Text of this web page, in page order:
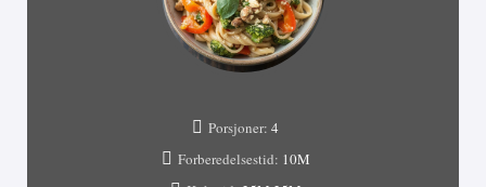
Porsjoner: 4
Forberedelsestid: 10M